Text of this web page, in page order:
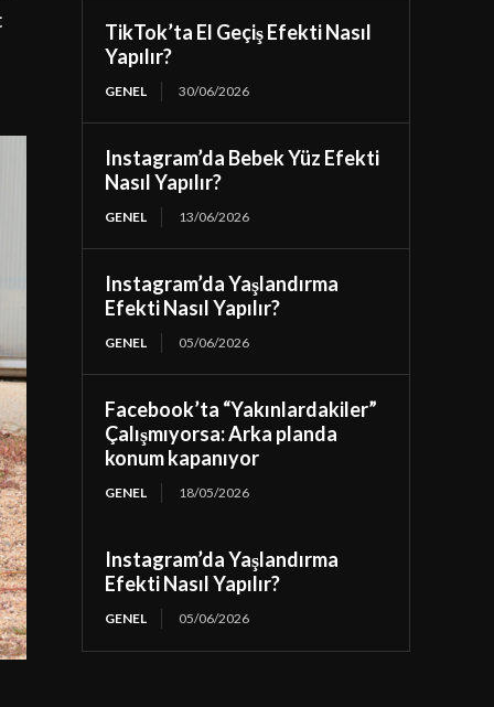
TikTok’ta El Geçiş Efekti Nasıl
Yapılır?
GENEL 30/06/2026
Instagram’da Bebek Yüz Efekti
Nasıl Yapılır?
GENEL 13/06/2026
Instagram’da Yaşlandırma
Efekti Nasıl Yapılır?
GENEL 05/06/2026
Facebook’ta “Yakınlardakiler”
Çalışmıyorsa: Arka planda
konum kapanıyor
GENEL 18/05/2026
Instagram’da Yaşlandırma
Efekti Nasıl Yapılır?
GENEL 05/06/2026